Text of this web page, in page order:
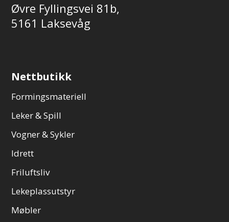
Øvre Fyllingsvei 81b,
5161 Laksevåg
Nettbutikk
Formingsmateriell
Leker & Spill
Vogner & Sykler
Idrett
Friluftsliv
Lekeplassutstyr
Møbler